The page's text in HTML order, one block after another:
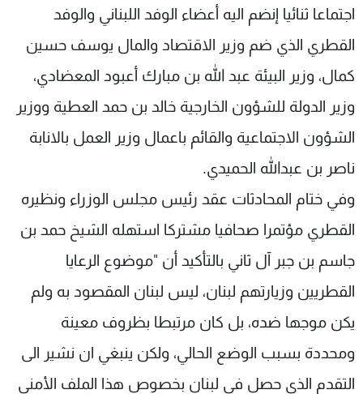
اجتماعا ثنائيا إنضم اليه أعضاء الوفد اللبناني والوفد
القطري الذي ضم وزير الاقتصاد والمال يوسف حسين
كمال، وزير البيئة عبد الله بن مبارك أعبود المعضادي،
وزير الدولة للشؤون الخارجية خالد بن حمد العطية ووزير
الشؤون الاجتماعية والقائم باعمال وزير العمل بالانابة
ناصر بن عبدالله الحميدي.
وفي ختام المحادثات عقد رئيس مجلس الوزراء ونظيره
القطري مؤتمرا صحافيا مشتركا استهله الشيخ حمد بن
جاسم بن جبر آل ثاني بالتأكيد أن "موضوع الرعايا
القطريين وزيارتهم لبنان، ليس لبنان المقصود به ولم
يكن موجها ضده، بل كان مرتبطا بظروف معينة
ومحددة بسبب الوضع الحالي، ولكن ينبغي ان نشير الى
التقدم الذي حصل في لبنان بخصوص هذا الملف الأمني
الإنـتـاج
لاعلاناتكم
تواصل معنا
شروط الإسـتخدام
سياسة الخصوصية